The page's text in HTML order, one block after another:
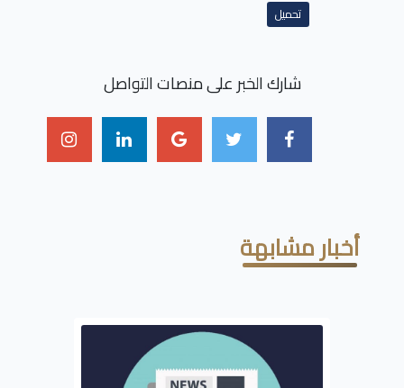
تحميل
شارك الخبر على منصات التواصل
أخبار مشابهة